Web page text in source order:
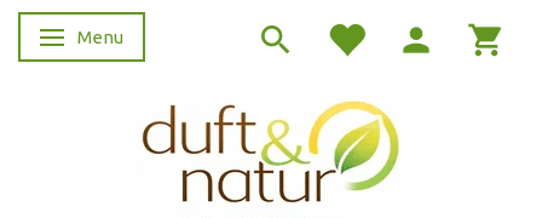
Skifte navigation
Menu